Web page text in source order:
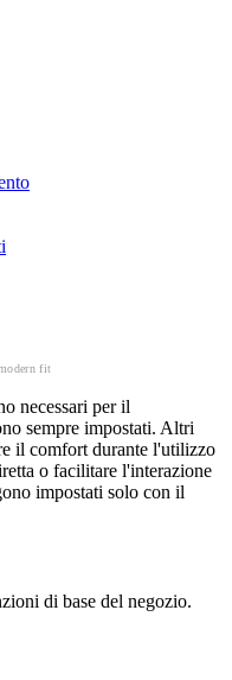
fit
necessari per il
sempre impostati. Altri
il comfort durante l'utilizzo
o facilitare l'interazione
impostati solo con il
di base del negozio.